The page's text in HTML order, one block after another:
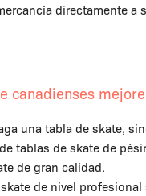
directamente a
canadienses
una tabla de skate,
tablas de skate de
de gran calidad.
de nivel